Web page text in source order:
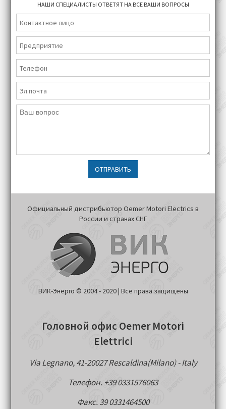
НАШИ СПЕЦИАЛИСТЫ ОТВЕТЯТ НА ВСЕ ВАШИ ВОПРОСЫ
ОТПРАВИТЬ
Официальный дистрибьютор Oemer Motori Electrics в
России и странах СНГ
ВИК-Энерго © 2004 - 2020 | Все права защищены
Головной офис Oemer Motori
Elettrici
Via Legnano, 41-20027 Rescaldina(Milano) - Italy
Телефон. +39 0331576063
Факс. 39 0331464500